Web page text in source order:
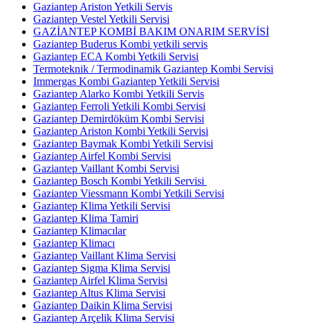
Gaziantep Ariston Yetkili Servis
Gaziantep Vestel Yetkili Servisi
GAZİANTEP KOMBİ BAKIM ONARIM SERVİSİ
Gaziantep Buderus Kombi yetkili servis
Gaziantep ECA Kombi Yetkili Servisi
Termoteknik / Termodinamik Gaziantep Kombi Servisi
Immergas Kombi Gaziantep Yetkili Servisi
Gaziantep Alarko Kombi Yetkili Servis
Gaziantep Ferroli Yetkili Kombi Servisi
Gaziantep Demirdöküm Kombi Servisi
Gaziantep Ariston Kombi Yetkili Servisi
Gaziantep Baymak Kombi Yetkili Servisi
Gaziantep Airfel Kombi Servisi
Gaziantep Vaillant Kombi Servisi
Gaziantep Bosch Kombi Yetkili Servisi
Gaziantep Viessmann Kombi Yetkili Servisi
Gaziantep Klima Yetkili Servisi
Gaziantep Klima Tamiri
Gaziantep Klimacılar
Gaziantep Klimacı
Gaziantep Vaillant Klima Servisi
Gaziantep Sigma Klima Servisi
Gaziantep Airfel Klima Servisi
Gaziantep Altus Klima Servisi
Gaziantep Daikin Klima Servisi
Gaziantep Arçelik Klima Servisi